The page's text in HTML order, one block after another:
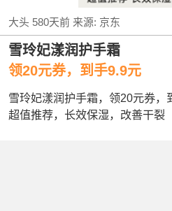
大头 580天前来源: 京东
雪玲妃漾润护手霜
领20元券，到手9.9元
雪玲妃漾润护手霜，领20元券，
超值推荐，长效保湿，改善干裂